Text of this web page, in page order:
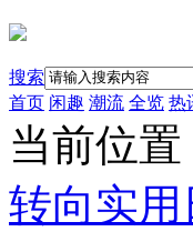
搜索
首页 闲趣 潮流 全览 热
当前位置
转向实